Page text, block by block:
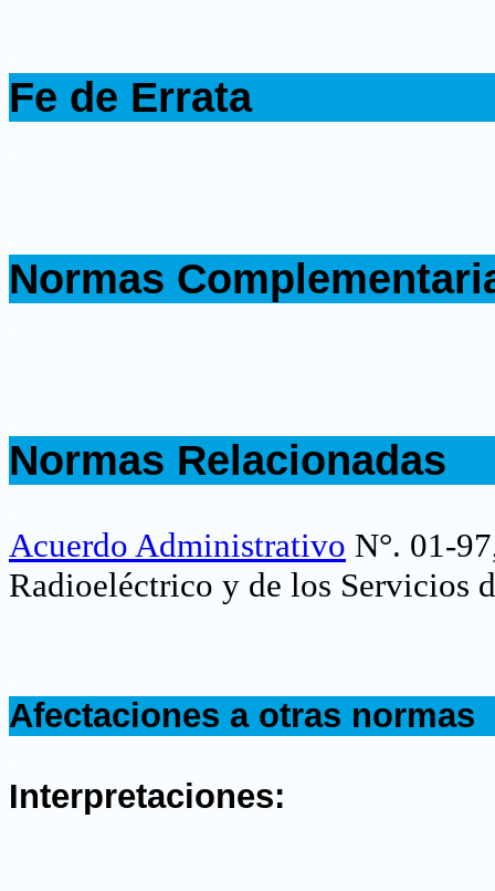
Fe de Errata
Normas
Normas Relacionadas
Acuerdo Administrativo N°. 01-
Radioeléctrico y de los Servicios
Afectaciones a otras normas
Interpretaciones: